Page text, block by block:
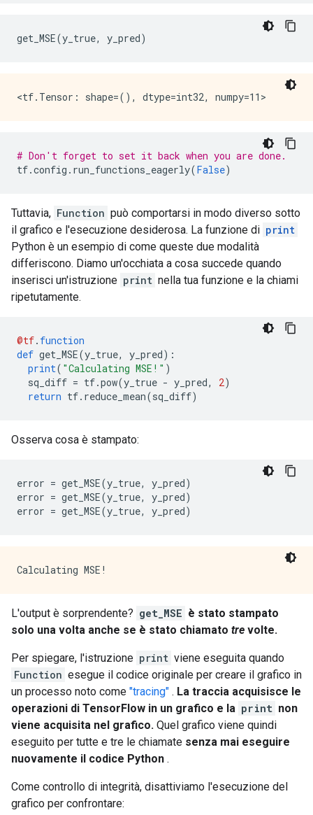
        name: "cond_identity"
        name: "cond_identity_1"
        type: DT_INT32
      name: "cond/Const"
      op: "Const"
        value {
          type: DT_BOOL
        }
      }
      attr {
        key: "value"
        value {
            tensor_shape {
            }
            bool_val: true
          }
        }
    node_def {
      attr {
        key: "dtype"
        value {
      attr {
          tensor {
            dtype: DT_BOOL
            tensor_shape {
            }
            bool_val: true
          }
        }
      }
    }
    node_def {
      name: "cond/Const_2"
      op: "Const"
        key: "dtype"
        value {
get_MSE(y_true, y_pred)
# Don't forget to set it back when you are done.
tf.config . run_functions_eagerly(False)
Tuttavia, Function può comportarsi in modo diverso sotto
il grafico e l'esecuzione desiderosa. La funzione di print
Python è un esempio di come queste due modalità
differiscono. Diamo un'occhiata a cosa succede quando
inserisci un'istruzione print nella tua funzione e la chiami
ripetutamente.
@tf. function
def get_MSE(y_true, y_pred):
print( "Calculating MSE!" )
sq_diff = tf.pow(y_true - y_pred, 2)
return tf. reduce_mean(sq_diff)
Osserva cosa è stampato:
error = get_MSE(y_true, y_pred)
error = get_MSE(y_true, y_pred)
error = get_MSE(y_true, y_pred)
L'output è sorprendente? get_MSE è stato stampato
solo una volta anche se è stato chiamato tre volte.
Per spiegare, l'istruzione print viene eseguita quando
Function esegue il codice originale per creare il grafico in
un processo noto come "tracing" . La traccia acquisisce le
operazioni di TensorFlow in un grafico e la print non
viene acquisita nel grafico. Quel grafico viene quindi
eseguito per tutte e tre le chiamate senza mai eseguire
nuovamente il codice Python .
Come controllo di integrità, disattiviamo l'esecuzione del
grafico per confrontare: